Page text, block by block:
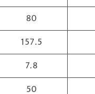
80
157.5
7.8
50